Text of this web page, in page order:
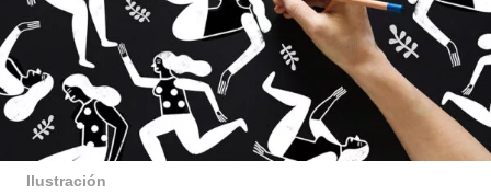
Ilustración